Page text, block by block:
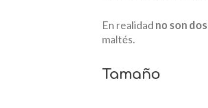
En realidad no son
maltés.
Tamaño